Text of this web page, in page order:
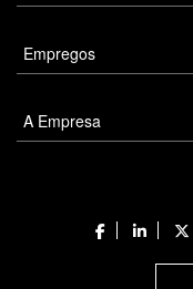
Empregos
A Empresa